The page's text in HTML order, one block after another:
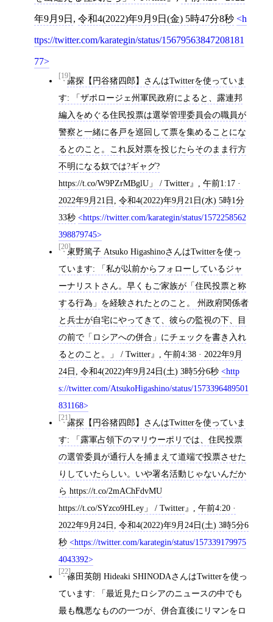
年9月9日 , 令和4(2022)年9月9日(金) 5時47分8秒 h
ttps://twitter.com/karategin/status/15679563847208181
77
[19]露探【円谷猪四郎】さんはTwitterを使っていま
す: 「ザポロージェ州軍民政府によると、露連邦
編入をめぐる住民投票は選挙管理委員会の職員が
警察と一緒に各戸を巡回して票を集めることにな
るとのこと。これ反対票を投じたらそのまま行方
不明になる奴では?ギャグ?
https://t.co/W9PZrMBglU」 / Twitter
午前1:17 ·
2022年9月21日
令和4(2022)年9月21日(水) 5時1分
33秒
https://twitter.com/karategin/status/1572258562
398879745
[20]東野篤子 Atsuko HigashinoさんはTwitterを使っ
ています: 「私が以前からフォローしているジャ
ーナリストさん。早くもご家族が「住民投票と称
する行為」を経験されたとのこと。 州政府関係者
と兵士が自宅にやってきて、彼らの監視の下、目
の前で「ロシアへの併合」にチェックを書き入れ
るとのこと。」 / Twitter
午前4:38 · 2022年9月
24日
令和4(2022)年9月24日(土) 3時5分6秒
http
s://twitter.com/AtsukoHigashino/status/1573396489501
831168
[21]露探【円谷猪四郎】さんはTwitterを使っていま
す: 「露軍占領下のマリウーポリでは、住民投票
の選管委員が通行人を捕まえて道端で投票させた
りしていたらしい。いや署名活動じゃないんだか
ら https://t.co/2mAChFdvMU
https://t.co/SYzco9HLey」 / Twitter
午前4:20 ·
2022年9月24日
令和4(2022)年9月24日(土) 3時5分6
秒
https://twitter.com/karategin/status/157339179975
4043392
[22]篠田英朗 Hideaki SHINODAさんはTwitterを使っ
ています: 「最近見たロシアのニュースの中でも
最も醜悪なものの一つが、併合直後にリマンをロ